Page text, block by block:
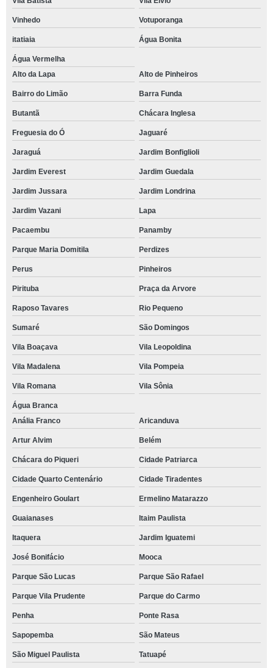
Vinhedo Votuporanga
itatiaia Água Bonita
Água Vermelha
Alto da Lapa
Alto de Pinheiros
Bairro do Limão Barra Funda
Butantã Chácara Inglesa
Freguesia do Ó Jaguaré
Jaraguá Jardim Bonfiglioli
Jardim Everest Jardim Guedala
Jardim Jussara Jardim Londrina
Jardim Vazani Lapa
Pacaembu Panamby
Parque Maria Domitila Perdizes
Perus Pinheiros
Pirituba Praça da Arvore
Raposo Tavares Rio Pequeno
Sumaré São Domingos
Vila Boaçava Vila Leopoldina
Vila Madalena Vila Pompeia
Vila Romana Vila Sônia
Água Branca
Anália Franco
Aricanduva
Artur Alvim Belém
Chácara do Piqueri Cidade Patriarca
Cidade Quarto Centenário Cidade Tiradentes
Engenheiro Goulart Ermelino Matarazzo
Guaianases Itaim Paulista
Itaquera Jardim Iguatemi
José Bonifácio Mooca
Parque São Lucas Parque São Rafael
Parque Vila Prudente Parque do Carmo
Penha Ponte Rasa
Sapopemba São Mateus
São Miguel Paulista Tatuapé